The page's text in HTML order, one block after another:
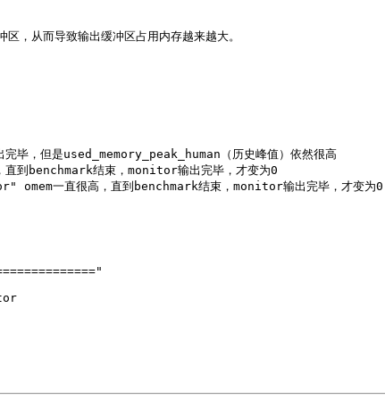
，从而导致输出缓冲区占用内存越来越大。
，但是used_memory_peak_human（历史峰值）依然很高
结束，monitor输出完毕，才变为0
很高，直到benchmark结束，monitor输出完毕，才变为0